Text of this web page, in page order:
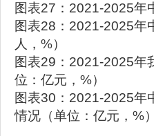
图表27：2021-2025年
图表28：2021-2025年
人，%）
图表29：2021-2025年
位：亿元，%）
图表30：2021-2025年
情况（单位：亿元，%）